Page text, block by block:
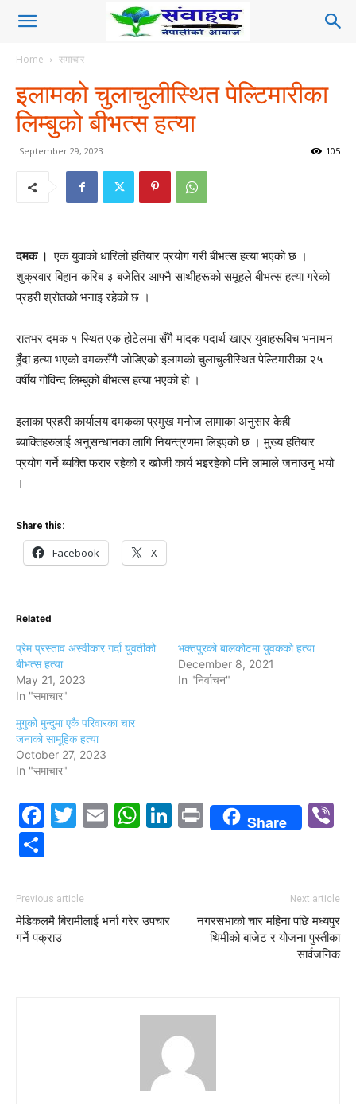
Home समाचार
इलामको चुलाचुलीस्थित पेल्टिमारीका
लिम्बुको बीभत्स हत्या
September 29, 2023 105
दमक । एक युवाको धारिलो हतियार प्रयोग गरी बीभत्स हत्या भएको छ ।
शुक्रवार बिहान करिब ३ बजेतिर आफ्नै साथीहरूको समूहले बीभत्स हत्या गरेको
प्रहरी श्रोतको भनाइ रहेको छ ।
रातभर दमक १ स्थित एक होटेलमा सँगै मादक पदार्थ खाएर युवाहरूबिच भनाभन
हुँदा हत्या भएको दमकसँगै जोडिएको इलामको चुलाचुलीस्थित पेल्टिमारीका २५
वर्षीय गोविन्द लिम्बुको बीभत्स हत्या भएको हो ।
इलाका प्रहरी कार्यालय दमकका प्रमुख मनोज लामाका अनुसार केही
ब्याक्तिहरुलाई अनुसन्धानका लागि नियन्त्रणमा लिइएको छ । मुख्य हतियार
प्रयोग गर्ने ब्यक्ति फरार रहेको र खोजी कार्य भइरहेको पनि लामाले जनाउनु भयो
।
Share this:
Facebook X
Related
प्रेम प्रस्ताव अस्वीकार गर्दा युवतीको
बीभत्स हत्या
May 21, 2023
In "समाचार"
भक्तपुरको बालकोटमा युवकको हत्या
December 8, 2021
In "निर्वाचन"
मुगुको मुन्दुमा एकै परिवारका चार
जनाको सामूहिक हत्या
October 27, 2023
In "समाचार"
Facebook
Twitter
EmailWhatsApp
LinkedIn
PrintShare
Previous article
मेडिकलमै बिरामीलाई भर्ना गरेर उपचार
गर्ने पक्राउ
Next article
नगरसभाको चार महिना पछि मध्यपुर
थिमीको बाजेट र योजना पुस्तीका
सार्वजनिक